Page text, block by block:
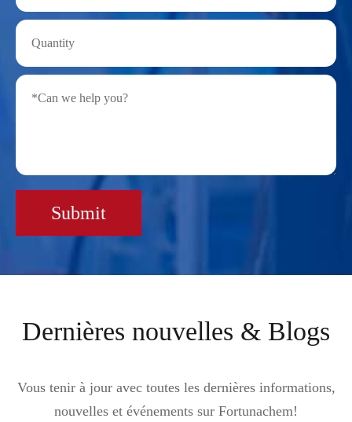
Submit
Dernières nouvelles & Blogs
Vous tenir à jour avec toutes les dernières informations,
nouvelles et événements sur Fortunachem!